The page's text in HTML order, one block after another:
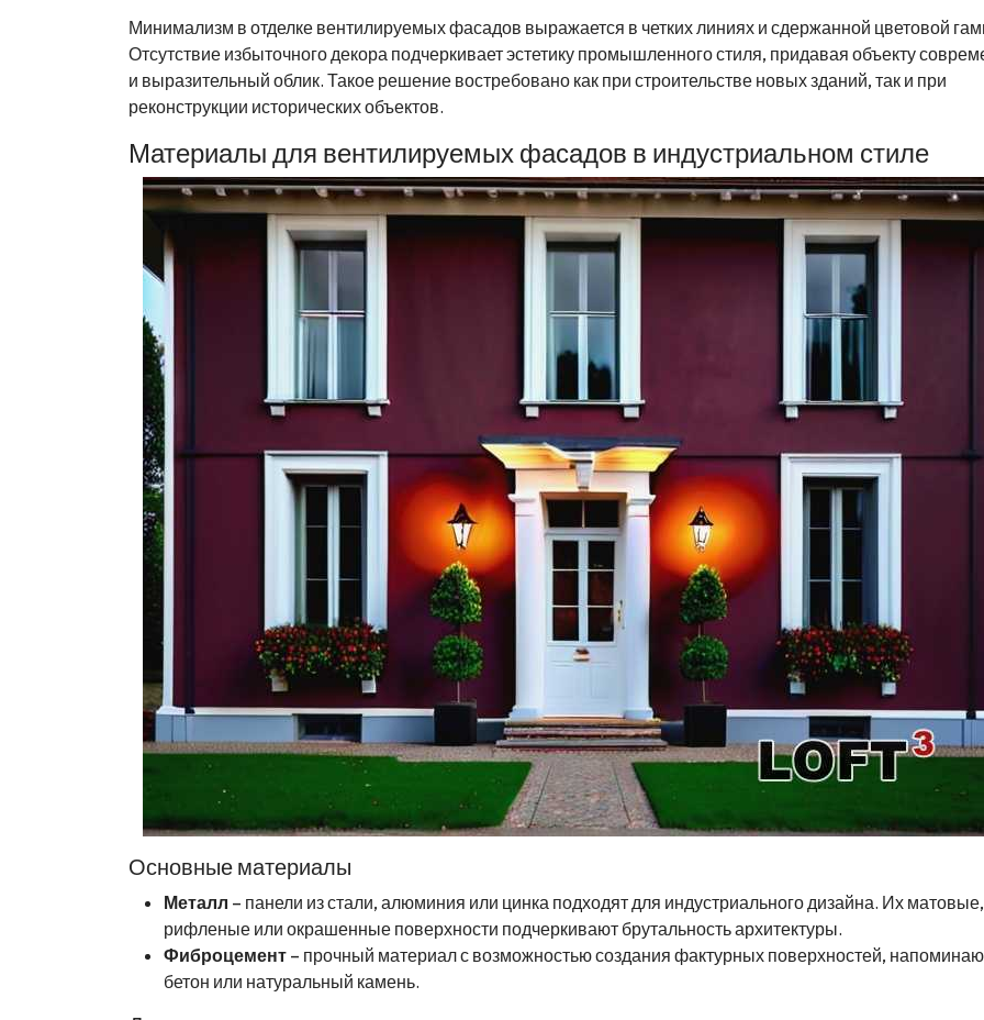
Минимализм в отделке вентилируемых фасадов выражается в четких линиях и сдержанной цветовой
Отсутствие избыточного декора подчеркивает эстетику промышленного стиля, придавая объекту
и выразительный облик. Такое решение востребовано как при строительстве новых зданий, так и при
реконструкции исторических объектов.
Материалы для вентилируемых фасадов в индустриальном стиле
Основные материалы
Металл – панели из стали, алюминия или цинка подходят для индустриального дизайна. Их матовые,
рифленые или окрашенные поверхности подчеркивают брутальность архитектуры.
Фиброцемент – прочный материал с возможностью создания фактурных поверхностей,
бетон или натуральный камень.